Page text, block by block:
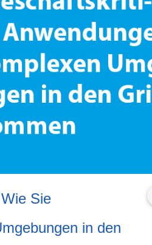
Sie
in den